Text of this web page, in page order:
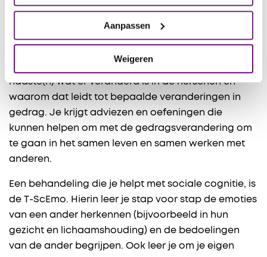
Aanpassen
Weigeren
van die aanpassingen aan te raden.
bekijk je samen met jouw behandelaar en je
naaste(n) wat er veranderd is in de hersenen en
waarom dat leidt tot bepaalde veranderingen in
gedrag. Je krijgt adviezen en oefeningen die
kunnen helpen om met de gedragsverandering om
te gaan in het samen leven en samen werken met
anderen.
Een behandeling die je helpt met sociale cognitie, is
de T-ScEmo. Hierin leer je stap voor stap de emoties
van een ander herkennen (bijvoorbeeld in hun
gezicht en lichaamshouding) en de bedoelingen
van de ander begrijpen. Ook leer je om je eigen